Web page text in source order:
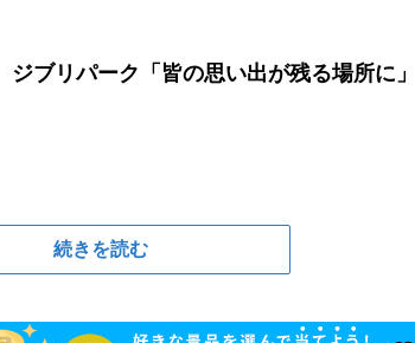
ブリパーク「皆の思い出が残る場所に」
続きを読む